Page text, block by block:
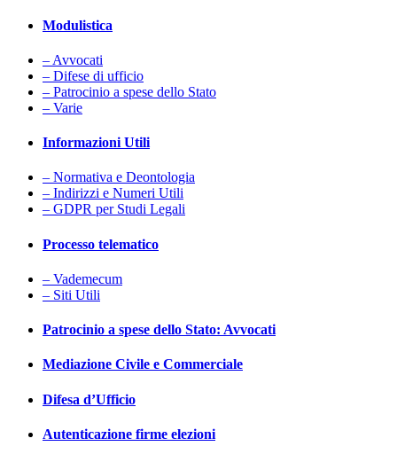
Modulistica
– Avvocati
– Difese di ufficio
– Patrocinio a spese dello Stato
– Varie
Informazioni Utili
– Normativa e Deontologia
– Indirizzi e Numeri Utili
– GDPR per Studi Legali
Processo telematico
– Vademecum
– Siti Utili
Patrocinio a spese dello Stato: Avvocati
Mediazione Civile e Commerciale
Difesa d’Ufficio
Autenticazione firme elezioni